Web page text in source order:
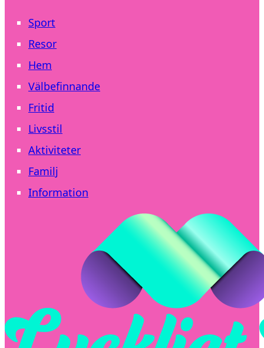
Sport
Resor
Hem
Välbefinnande
Fritid
Livsstil
Aktiviteter
Familj
Information